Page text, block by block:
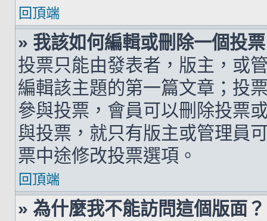
回頂端
» 我該如何編輯或刪除一個投
投票只能由發表者，版主，或
編輯該主題的第一篇文章；投
參與投票，會員可以刪除投票
與投票，就只有版主或管理員
票中途修改投票選項。
回頂端
» 為什麼我不能訪問這個版面？